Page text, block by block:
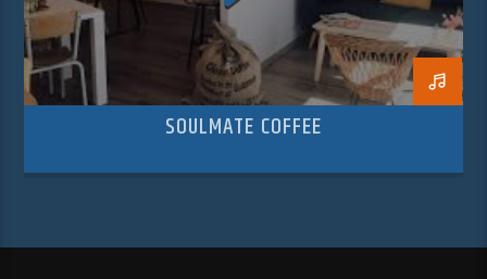
SOULMATE COFFEE